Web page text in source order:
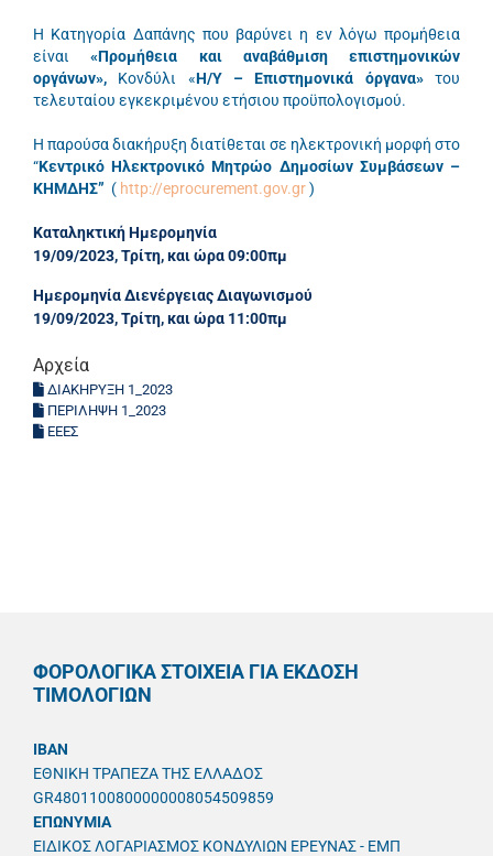
Η Κατηγορία Δαπάνης που βαρύνει η εν λόγω προμήθεια
είναι «Προμήθεια και αναβάθμιση επιστημονικών
οργάνων», Κονδύλι «Η/Υ – Επιστημονικά όργανα»του
τελευταίου εγκεκριμένου ετήσιου προϋπολογισμού.
Η παρούσα διακήρυξη διατίθεται σε ηλεκτρονική μορφή στο
“Κεντρικό Ηλεκτρονικό Μητρώο Δημοσίων Συμβάσεων –
ΚΗΜΔΗΣ” ( http://eprocurement.gov.gr)
Καταληκτική Ημερομηνία
19/09/2023, Τρίτη, και ώρα 09:00πμ
Ημερομηνία Διενέργειας Διαγωνισμού
19/09/2023, Τρίτη, και ώρα 11:00πμ
Αρχεία
ΔΙΑΚΗΡΥΞΗ 1_2023
ΠΕΡΙΛΗΨΗ 1_2023
ΕΕΕΣ
ΦΟΡΟΛΟΓΙΚΑ ΣΤΟΙΧΕΙΑ ΓΙΑ ΕΚΔΟΣΗ
ΤΙΜΟΛΟΓΙΩΝ
IBAN
ΕΘΝΙΚΗ ΤΡΑΠΕΖΑ ΤΗΣ ΕΛΛΑΔΟΣ
GR4801100800000008054509859
ΕΠΩΝΥΜΙΑ
ΕΙΔΙΚΟΣ ΛΟΓΑΡΙΑΣΜΟΣ ΚΟΝΔΥΛΙΩΝ ΕΡΕΥΝΑΣ - ΕΜΠ